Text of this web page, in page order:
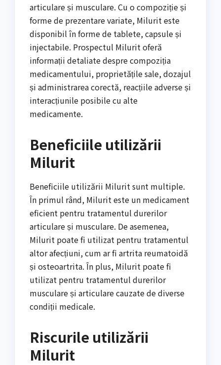
articulare și musculare. Cu o compoziție și
forme de prezentare variate, Milurit este
disponibil în forme de tablete, capsule și
injectabile. Prospectul Milurit oferă
informații detaliate despre compoziția
medicamentului, proprietățile sale, dozajul
și administrarea corectă, reacțiile adverse și
interacțiunile posibile cu alte
medicamente.
Beneficiile utilizării
Milurit
Beneficiile utilizării Milurit sunt multiple.
În primul rând, Milurit este un medicament
eficient pentru tratamentul durerilor
articulare și musculare. De asemenea,
Milurit poate fi utilizat pentru tratamentul
altor afecțiuni, cum ar fi artrita reumatoidă
și osteoartrita. În plus, Milurit poate fi
utilizat pentru tratamentul durerilor
musculare și articulare cauzate de diverse
condiții medicale.
Riscurile utilizării
Milurit